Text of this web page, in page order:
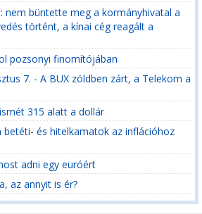
nem büntette meg a kormányhivatal a
történt, a kínai cég reagált a
pozsonyi finomítójában
7. - A BUX zöldben zárt, a Telekom a
315 alatt a dollár
betéti- és hitelkamatok az inflációhoz
adni egy euróért
az annyit is ér?